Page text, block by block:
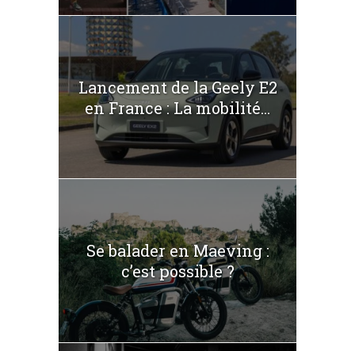
Lancement de la Geely E2
en France : La mobilité...
Se balader en Maeving :
c’est possible ?